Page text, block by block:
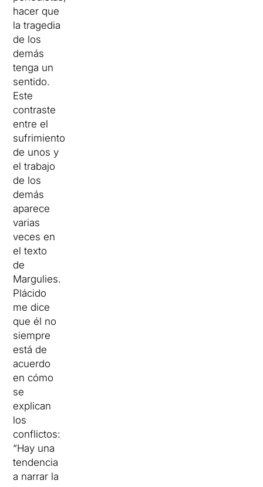
hacer que
la tragedia
de los
demás
tenga un
sentido.
Este
contraste
entre el
sufrimiento
de unos y
el trabajo
de los
demás
aparece
varias
veces en
el texto
de
Margulies.
Plácido
me dice
que él no
siempre
está de
acuerdo
en cómo
se
explican
los
conflictos:
“Hay una
tendencia
a narrar la